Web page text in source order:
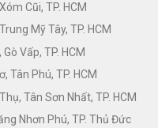
Cũi, TP. HCM
Mỹ Tây, TP. HCM
Vấp, TP. HCM
Tân Phú, TP. HCM
Tân Sơn Nhất, TP. HCM
Nhơn Phú, TP. Thủ Đức